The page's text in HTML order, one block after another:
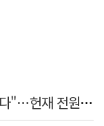
'박사방' 조주빈 "47년형 다시 다투겠다"…헌재 전원일치 기각